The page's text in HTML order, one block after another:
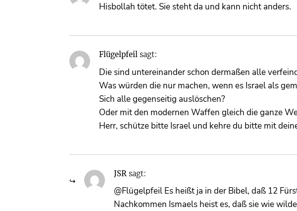
Hisbollah tötet. Sie steht da und kann nicht anders.
Flügelpfeil sagt:
Die sind untereinander schon dermaßen alle
Was würden die nur machen, wenn es Israel als
Sich alle gegenseitig auslöschen?
Oder mit den modernen Waffen gleich die ganze
Herr, schütze bitte Israel und kehre du bitte mit
JSR sagt:
@Flügelpfeil Es heißt ja in der Bibel, daß 12
Nachkommen Ismaels heist es, daß sie wie